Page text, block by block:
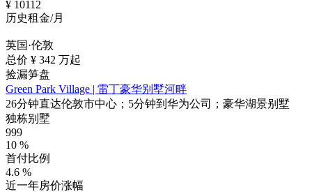
¥ 10112
历史租金/月
英国·伦敦
总价 ¥ 342 万起
捡漏笋盘
Green Park Village | 雷丁豪华别墅河畔
26分钟直达伦敦市中心；5分钟到华为公司；豪华湖景别墅
独栋别墅
999
10 %
首付比例
4.6 %
近一年房价涨幅